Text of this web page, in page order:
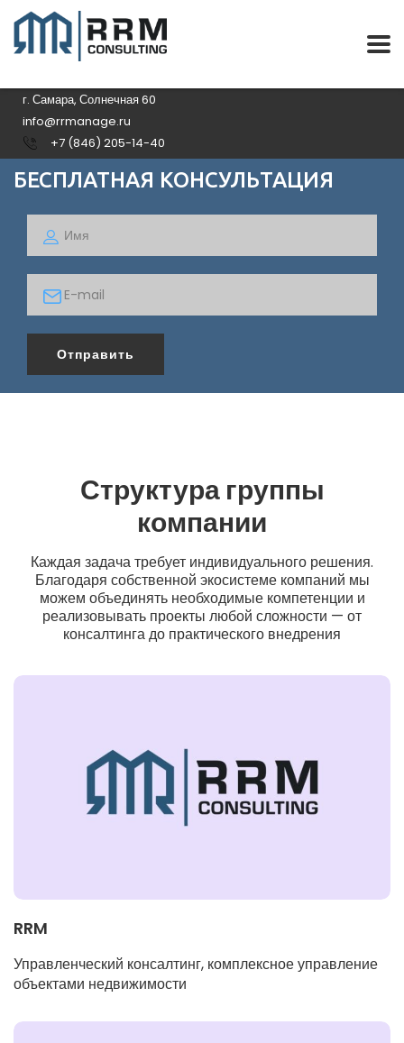
г. Самара, Солнечная 60
info@rrmanage.ru
+7 (846) 205-14-40
БЕСПЛАТНАЯ КОНСУЛЬТАЦИЯ
Отправить
Структура группы
компании
Каждая задача требует индивидуального решения.
Благодаря собственной экосистеме компаний мы
можем объединять необходимые компетенции и
реализовывать проекты любой сложности — от
консалтинга до практического внедрения
RRM
Управленческий консалтинг, комплексное управление
объектами недвижимости